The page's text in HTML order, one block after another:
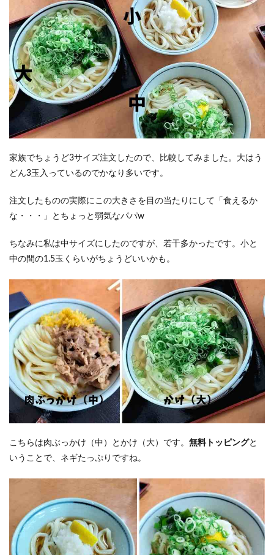
家族でちょうど3サイズ注文したので、比較してみました。大はう
どん3玉入っているのでかなり多いです。
注文したものの実際にこの大きさを目の当たりにして「食えるか
な・・・」とちょっと弱気なパパw
ちなみに私は中サイズにしたのですが、若干多かったです。小と
中の間の1.5玉くらいがちょうどいいかも。
こちらは肉ぶっかけ（中）とかけ（大）です。 無料トッピングと
いうことで、ネギたっぷりですね。